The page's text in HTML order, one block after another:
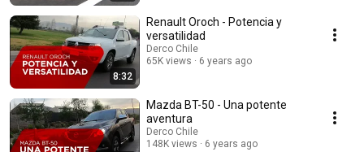
8:32
Renault Oroch - Potencia y
versatilidad
Derco Chile
65K views
6 years ago
Mazda BT-50 - Una potente
aventura
Derco Chile
148K views
6 years ago